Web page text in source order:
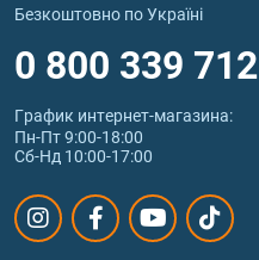
Безкоштовно по Україні
0 800 339 712
График интернет‑магазина:
Пн-Пт 9:00-18:00
Сб-Нд 10:00-17:00